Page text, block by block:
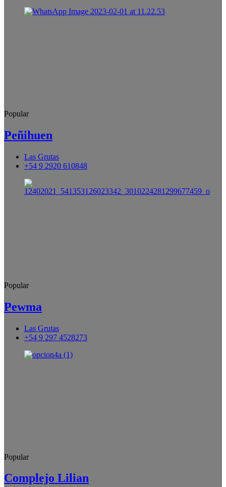
Popular
Peñihuen
Las Grutas
+54 9 2920 610848
Popular
Pewma
Las Grutas
+54 9 297 4528273
Popular
Complejo Lilian